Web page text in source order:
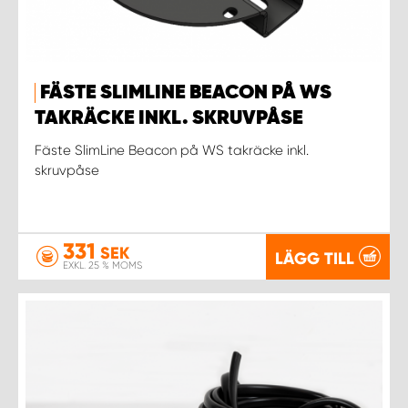
FÄSTE SLIMLINE BEACON PÅ WS
TAKRÄCKE INKL. SKRUVPÅSE
Fäste SlimLine Beacon på WS takräcke inkl.
skruvpåse
331 SEK
EXKL. 25 % MOMS LÄGG TILL